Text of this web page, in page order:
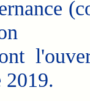
2019.